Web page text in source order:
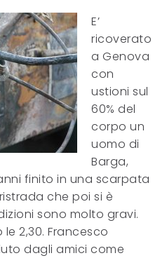
E’
ricoverato
a Genova
con
ustioni sul
60% del
corpo un
uomo di
Barga,
finito in una scarpata
che poi si è
sono molto gravi.
2,30. Francesco
dagli amici come